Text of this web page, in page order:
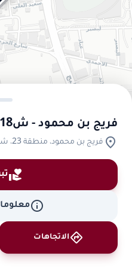
فريج بن محمود - ش918 - م29
location_on فريج بن محمود، منطقة 23، شارع 918، مبنى 29
volunteer_activism
info
directions الاتجاهات